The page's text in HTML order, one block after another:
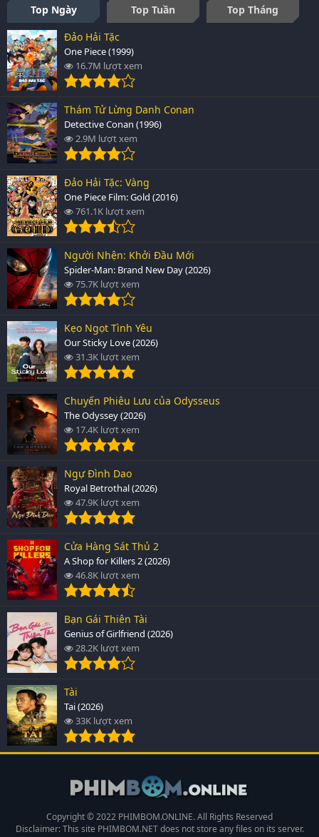
Top Ngày Top Tuần
Top Tháng
Đảo Hải Tặc
One Piece (1999)
16.7M lượt xem
Thám Tử Lừng Danh Conan
Detective Conan (1996)
2.9M lượt xem
Đảo Hải Tặc: Vàng
One Piece Film: Gold (2016)
761.1K lượt xem
Người Nhện: Khởi Đầu Mới
Spider-Man: Brand New Day (2026)
75.7K lượt xem
Kẹo Ngọt Tình Yêu
Our Sticky Love (2026)
31.3K lượt xem
Chuyến Phiêu Lưu của Odysseus
The Odyssey (2026)
17.4K lượt xem
Ngự Đình Dao
Royal Betrothal (2026)
47.9K lượt xem
Cửa Hàng Sát Thủ 2
A Shop for Killers 2 (2026)
46.8K lượt xem
Bạn Gái Thiên Tài
Genius of Girlfriend (2026)
28.2K lượt xem
Tài
Tai (2026)
33K lượt xem
Copyright © 2022 PHIMBOM.ONLINE. All Rights Reserved
Disclaimer: This site PHIMBOM.NETdoes not store any files on its server.